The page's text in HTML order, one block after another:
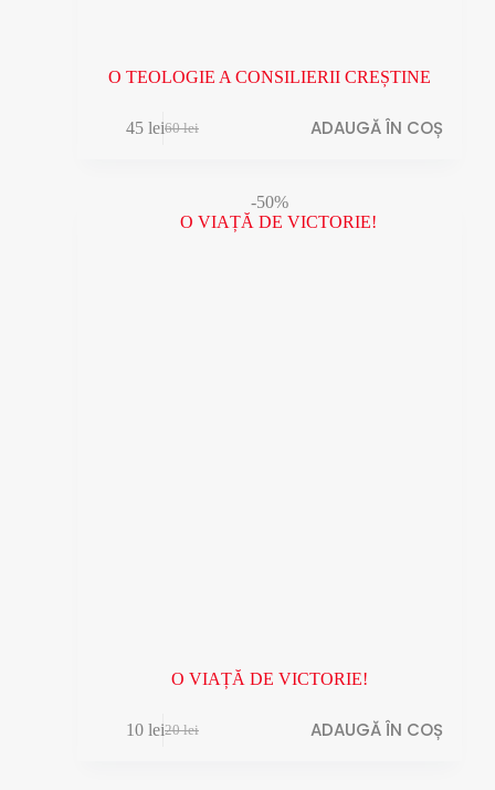
O TEOLOGIE A CONSILIERII CREȘTINE
60lei
Prețul
60 lei.
45 leiPrețul
ADAUGĂ ÎN COȘ
-50%
O VIAȚĂ DE VICTORIE!
20lei
Prețul
10 leiPrețul
ADAUGĂ ÎN COȘ